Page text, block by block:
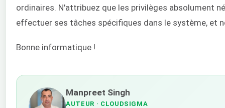
ordinaires. N'attribuez que les privilèges absolument
effectuer ses tâches spécifiques dans le système, et
Bonne informatique !
Manpreet Singh
AUTEUR · CLOUDSIGMA